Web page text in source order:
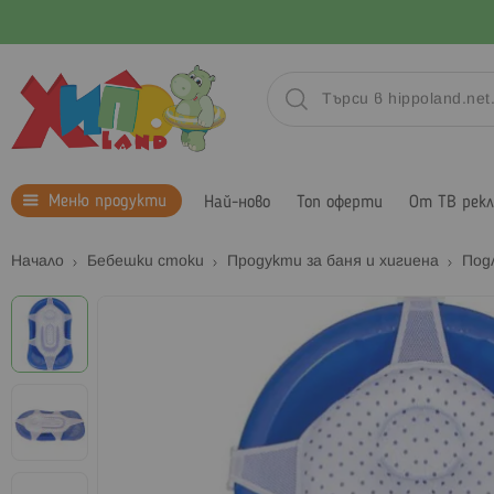
Меню продукти Най-ново Топ оферти От ТВ
Начало Бебешки стоки Продукти за баня и хигиена
Преминете
към
края
на
на
изображенията